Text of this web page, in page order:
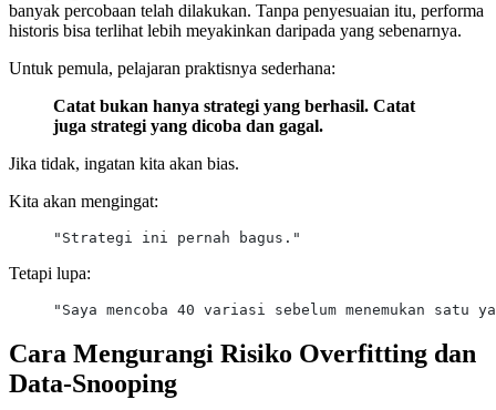
banyak percobaan telah dilakukan. Tanpa penyesuaian itu, performa
historis bisa terlihat lebih meyakinkan daripada yang sebenarnya.
Untuk pemula, pelajaran praktisnya sederhana:
Catat bukan hanya strategi yang berhasil. Catat
juga strategi yang dicoba dan gagal.
Jika tidak, ingatan kita akan bias.
Kita akan mengingat:
"Strategi ini pernah bagus."
Tetapi lupa:
"Saya mencoba 40 variasi sebelum menemukan
Cara Mengurangi Risiko Overfitting dan
Data-Snooping